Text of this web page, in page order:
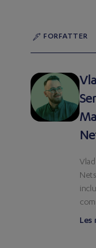
FORFATTER
Les